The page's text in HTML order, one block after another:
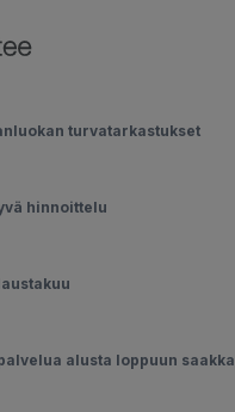
turvatarkastukset
hinnoittelu
alusta loppuun saakka